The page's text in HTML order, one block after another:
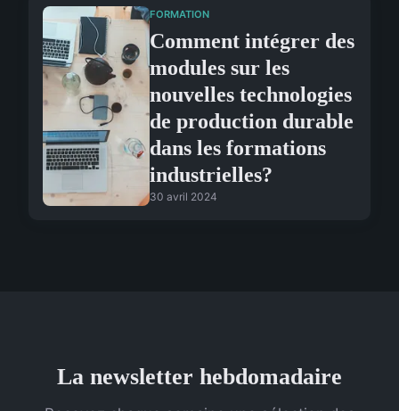
FORMATION
Comment intégrer des
modules sur les
nouvelles technologies
de production durable
dans les formations
industrielles?
30 avril 2024
La newsletter hebdomadaire